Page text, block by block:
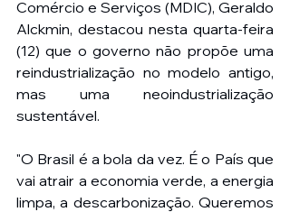
Comércio e Serviços (MDIC), Geraldo
Alckmin, destacou nesta quarta-feira
(12) que o governo não propõe uma
reindustrialização no modelo antigo,
mas uma neoindustrialização
sustentável.
"O Brasil é a bola da vez. É o País que
vai atrair a economia verde, a energia
limpa, a descarbonização. Queremos